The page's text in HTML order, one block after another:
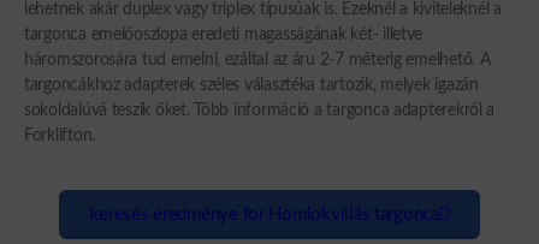
lehetnek akár duplex vagy triplex típusúak is. Ezeknél a kiviteleknél a
targonca emelőoszlopa eredeti magasságának két- illetve
háromszorosára tud emelni, ezáltal az áru 2-7 méterig emelhető. A
targoncákhoz adapterek széles választéka tartozik, melyek igazán
sokoldalúvá teszik őket. Több információ a targonca adapterekről a
Forklifton.
keresés eredménye for Homlokvillás targonca